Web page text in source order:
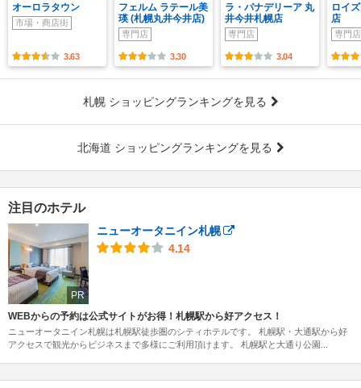
オーロラタウン
市場・商店街
3.63
フェルム ラテール美
瑛 (札幌丸井今井店)
専門店
3.30
ラ・パナデリーア 丸
井今井札幌店
専門店
3.04
ロイ
店
専門店
札幌 ショッピングランキングを見る
北海道 ショッピングランキングを見る
注目のホテル
PR
ニューオータニイン札幌
4.14
WEBからの予約は公式サイトがお得！札幌駅から好アクセス！
ニューオータニイン札幌は札幌駅徒歩圏のシティホテルです。 札幌駅・大通駅から好
アクセスで観光からビジネスまで多様にご利用頂けます。 札幌駅と大通り公園...